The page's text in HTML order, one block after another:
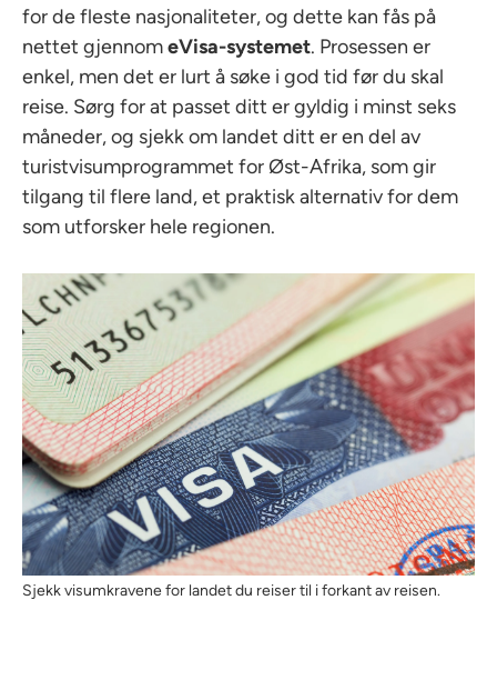
for de fleste nasjonaliteter, og dette kan fås på
nettet gjennomeVisa-systemet. Prosessen er
enkel, men det er lurt å søke i god tid før du skal
reise. Sørg for at passet ditt er gyldig i minst seks
måneder, og sjekk om landet ditt er en del av
turistvisumprogrammet for Øst-Afrika, som gir
tilgang til flere land, et praktisk alternativ for dem
som utforsker hele regionen.
Sjekk visumkravene for landet du reiser til i forkant av reisen.